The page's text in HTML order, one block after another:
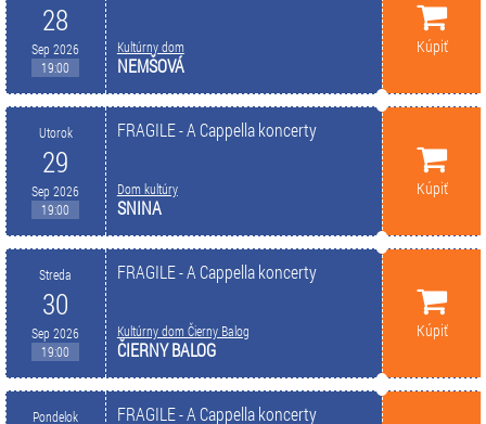
28
Sep 2026
19:00
Kultúrny dom
NEMŠOVÁ
Kúpiť
Utorok
29
Sep 2026
19:00
FRAGILE - A Cappella koncerty
Dom kultúry
SNINA
Kúpiť
Streda
30
Sep 2026
19:00
FRAGILE - A Cappella koncerty
Kultúrny dom Čierny Balog
ČIERNY BALOG
Kúpiť
Pondelok FRAGILE - A Cappella koncerty